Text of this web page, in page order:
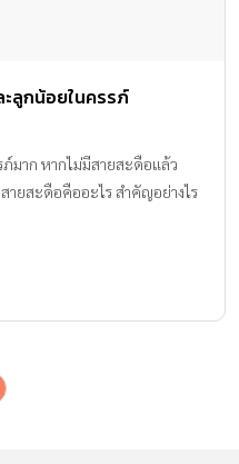
ลูกน้อยในครรภ์
มาก หากไม่มีสายสะดือแล้ว
ายสะดือคืออะไร สำคัญอย่างไร